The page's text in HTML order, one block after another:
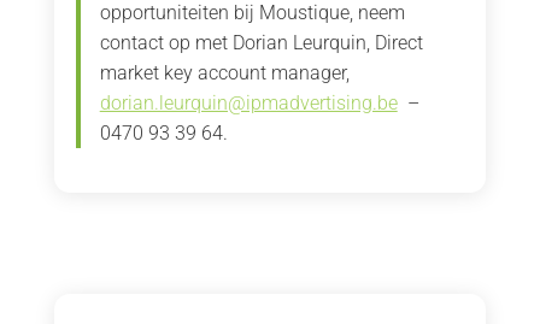
opportuniteiten bij Moustique, neem
contact op met Dorian Leurquin, Direct
market key account manager,
dorian.leurquin@ipmadvertising.be–
0470 93 39 64.